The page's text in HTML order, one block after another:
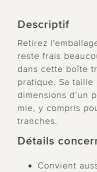
Descriptif
Retirez
reste frais
dans cette boîte
pratique. Sa taille
dimensions d’un
mie, y compris
tranches.
Détails
Convient